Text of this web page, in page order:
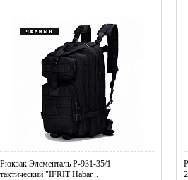
Рюкзак Элементаль Р-931-35/1
тактический "IFRIT Habar...